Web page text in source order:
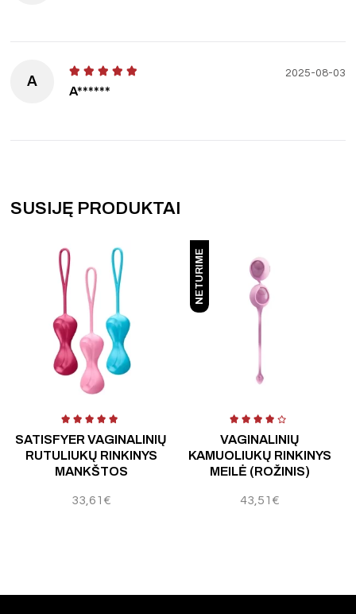
A
A******
2025-08-03
SUSIJĘ PRODUKTAI
SATISFYER VAGINALINIŲ
RUTULIUKŲ RINKINYS
MANKŠTOS
33,61 €
NETURIME
VAGINALINIŲ
KAMUOLIUKŲ RINKINYS
MEILĖ (ROŽINIS)
43,51 €